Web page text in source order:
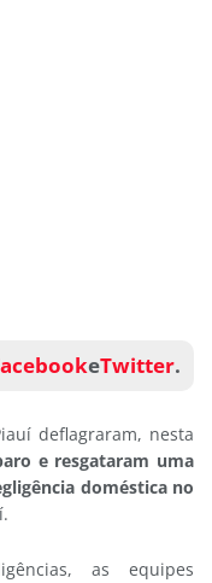
eTwitter.
deflagraram, nesta
e resgataram uma
doméstica no
as equipes